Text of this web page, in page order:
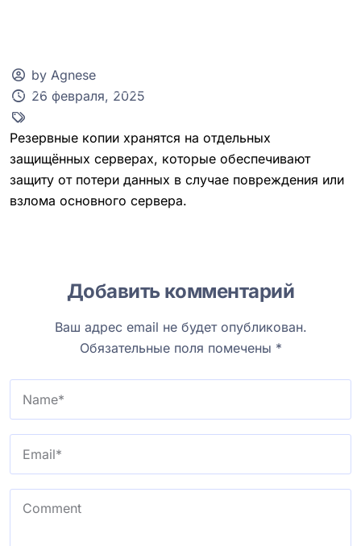
by Agnese
26 февраля, 2025
Резервные копии хранятся на отдельных
защищённых серверах, которые обеспечивают
защиту от потери данных в случае повреждения или
взлома основного сервера.
Добавить комментарий
Ваш адрес email не будет опубликован.
Обязательные поля помечены *